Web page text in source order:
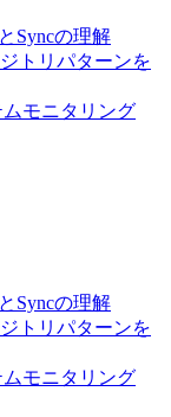
Syncの理解
トリパターンを
モニタリング
Syncの理解
トリパターンを
モニタリング